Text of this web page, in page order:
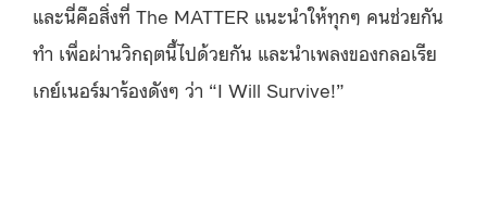
และนี่คือสิ่งที่ The MATTER แนะนำให้ทุกๆ คนช่วยกัน
ทำ เพื่อผ่านวิกฤตนี้ไปด้วยกัน และนำเพลงของกลอเรีย
เกย์เนอร์มาร้องดังๆ ว่า “I Will Survive!”